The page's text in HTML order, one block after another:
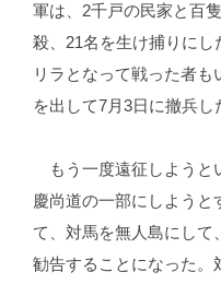
軍は、2千戸の民家と百
殺、21名を生け捕りに
リラとなって戦った者
を出して7月3日に撤兵し
もう一度遠征しようと
慶尚道の一部にしようと
て、対馬を無人島にして
勧告することになった